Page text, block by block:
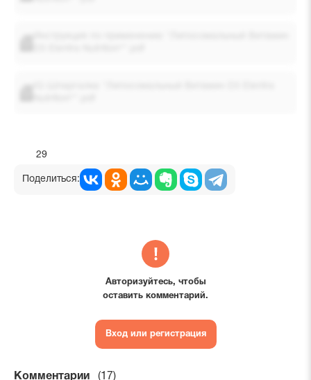
29
Поделиться:
Авторизуйтесь, чтобы
оставить комментарий.
Вход или регистрация
Комментарии (17)